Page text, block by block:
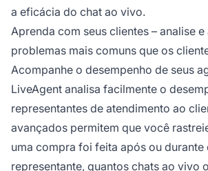
a eficácia do chat ao vivo.
Aprenda com seus clientes – analise
problemas mais comuns que os
Acompanhe o desempenho de seus
LiveAgent analisa facilmente o
representantes de atendimento ao
avançados permitem que você
uma compra foi feita após ou durante
representante, quantos chats ao vivo